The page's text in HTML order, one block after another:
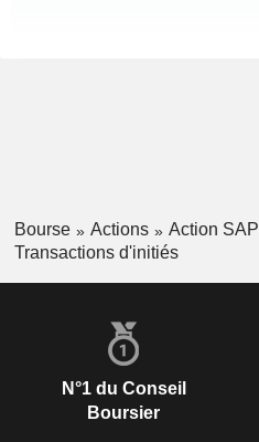
Bourse Actions Action SAP
Transactions d'initiés
N°1 du Conseil
Boursier